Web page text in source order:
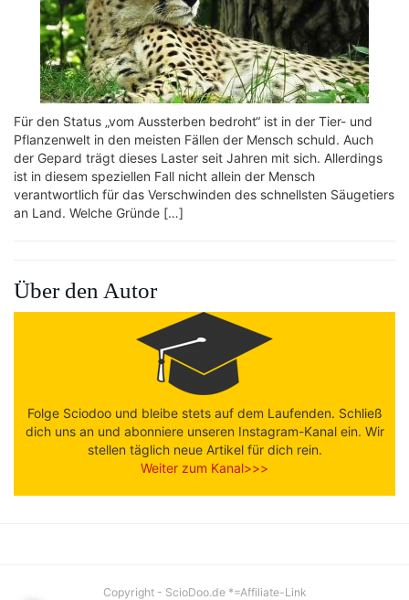
Für den Status „vom Aussterben bedroht“ ist in der Tier- und
Pflanzenwelt in den meisten Fällen der Mensch schuld. Auch
der Gepard trägt dieses Laster seit Jahren mit sich. Allerdings
ist in diesem speziellen Fall nicht allein der Mensch
verantwortlich für das Verschwinden des schnellsten Säugetiers
an Land. Welche Gründe […]
Über den Autor
Folge Sciodoo und bleibe stets auf dem Laufenden. Schließ
dich uns an und abonniere unseren Instagram-Kanal ein. Wir
stellen täglich neue Artikel für dich rein.
Weiter zum Kanal>>>
Copyright - ScioDoo.de *=Affiliate-Link